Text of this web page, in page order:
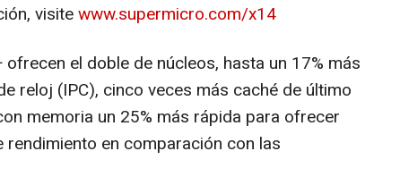
visitewww.supermicro.com/x14
el doble de núcleos, hasta un 17% más
reloj (IPC), cinco veces más caché de último
memoria un 25% más rápida para ofrecer
en comparación con las